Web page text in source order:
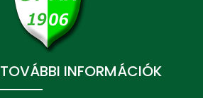
TOVÁBBI INFORMÁCIÓK